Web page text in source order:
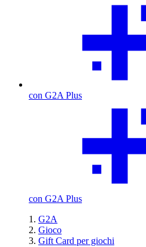
con G2A Plus
con G2A Plus
G2A
Gioco
Gift Card per giochi